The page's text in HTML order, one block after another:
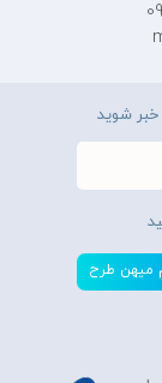
شوید
ميهن طرح